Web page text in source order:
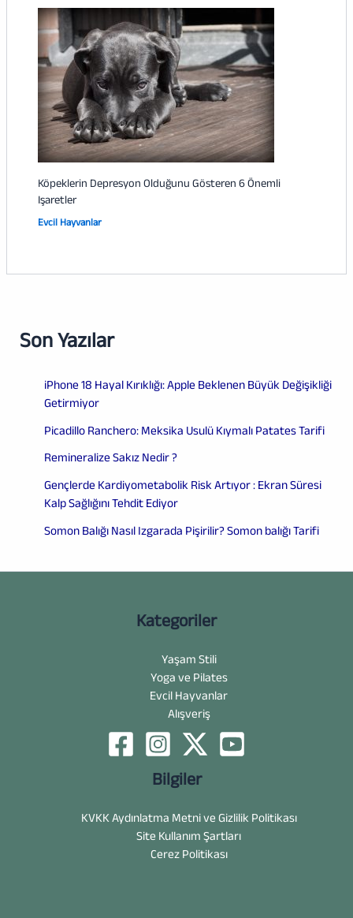
Köpeklerin Depresyon ​​Olduğunu Gösteren 6 Önemli
Işaretler
Evcil Hayvanlar
Son Yazılar
iPhone 18 Hayal Kırıklığı: Apple Beklenen Büyük Değişikliği
Getirmiyor
Picadillo Ranchero: Meksika Usulü Kıymalı Patates Tarifi
Remineralize Sakız Nedir ?
Gençlerde Kardiyometabolik Risk Artıyor : Ekran Süresi
Kalp Sağlığını Tehdit Ediyor
Somon Balığı Nasıl Izgarada Pişirilir? Somon balığı Tarifi
Kategoriler
Yaşam Stili
Yoga ve Pilates
Evcil Hayvanlar
Alışveriş
Bilgiler
KVKK Aydınlatma Metni ve Gizlilik Politikası
Site Kullanım Şartları
Cerez Politikası